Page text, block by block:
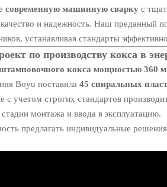
современную машинную сварку с
и надежность. Наш преданный
устанавливая стандарты
по производству кокса в
кокса мощностью 360
Boyu поставила45 спиральных
с учетом строгих стандартов
монтажа и ввода в эксплуатацию.
предлагать индивидуальные